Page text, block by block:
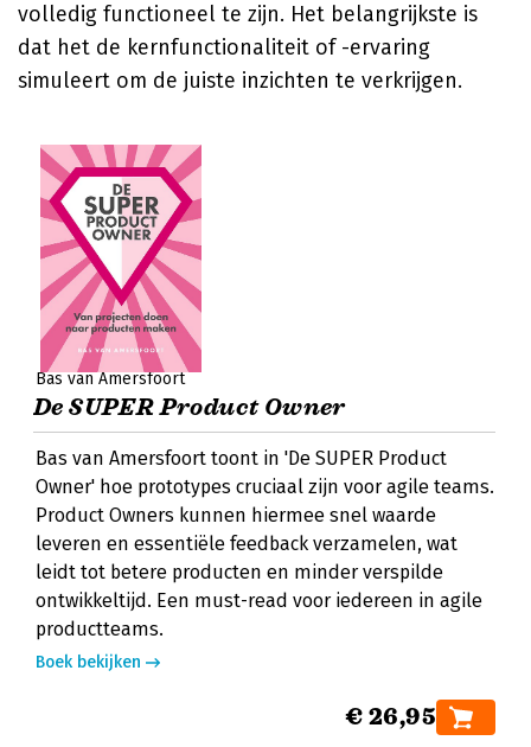
volledig functioneel te zijn. Het belangrijkste is
dat het de kernfunctionaliteit of -ervaring
simuleert om de juiste inzichten te verkrijgen.
Bas van Amersfoort
De SUPER Product Owner
Bas van Amersfoort toont in 'De SUPER Product
Owner' hoe prototypes cruciaal zijn voor agile teams.
Product Owners kunnen hiermee snel waarde
leveren en essentiële feedback verzamelen, wat
leidt tot betere producten en minder verspilde
ontwikkeltijd. Een must-read voor iedereen in agile
productteams.
Boek bekijken
€ 26,95